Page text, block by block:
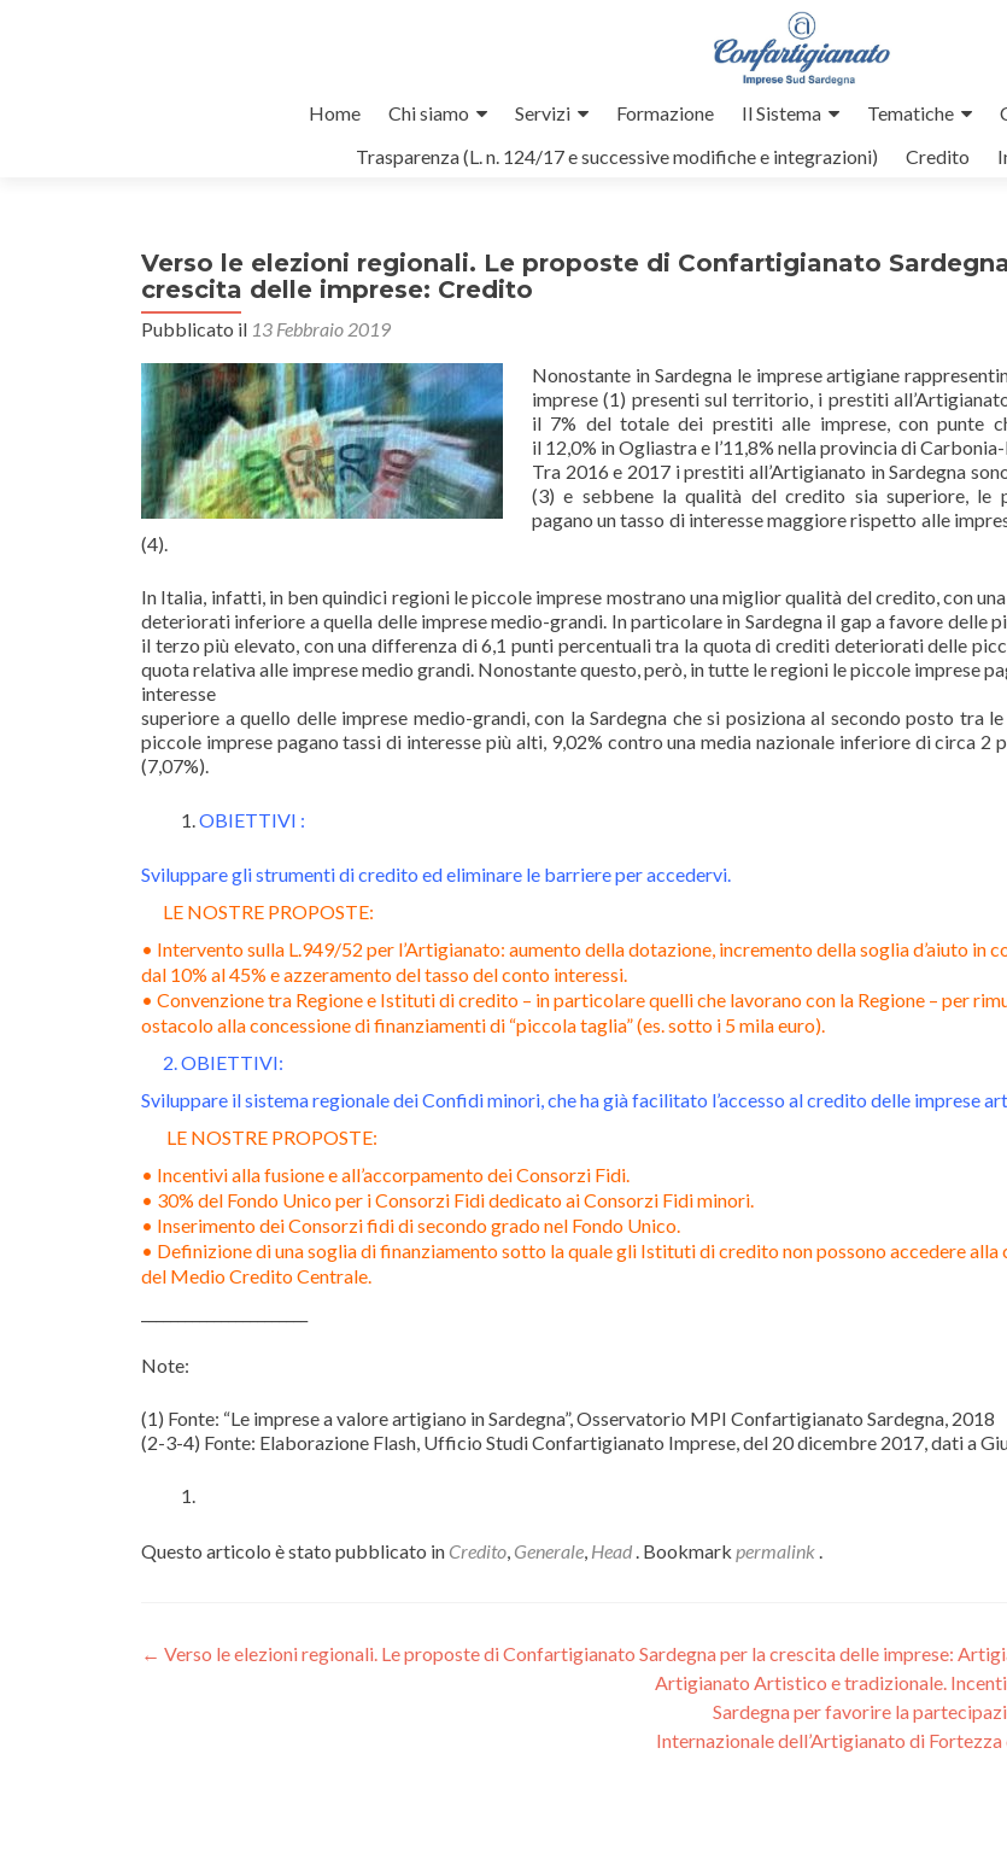
Home Chi siamo Servizi Formazione Il Sistema Tematiche
Trasparenza (L. n. 124/17 e successive modifiche e integrazioni)
Credito
Verso le elezioni regionali. Le proposte di Confartigianato
crescita delle imprese: Credito
Pubblicato il 13 Febbraio 2019
Nonostante in Sardegna le imprese artigiane
imprese (1) presenti sul territorio, i prestiti
il 7% del totale dei prestiti alle imprese, con punte
il 12,0% in Ogliastra e l’11,8% nella provincia di
Tra 2016 e 2017 i prestiti all’Artigianato in Sardegna
(3) e sebbene la qualità del credito sia superiore, le
pagano un tasso di interesse maggiore rispetto alle
(4).
In Italia, infatti, in ben quindici regioni le piccole imprese mostrano una miglior qualità del credito, con
deteriorati inferiore a quella delle imprese medio-grandi. In particolare in Sardegna il gap a favore delle
il terzo più elevato, con una differenza di 6,1 punti percentuali tra la quota di crediti deteriorati delle
quota relativa alle imprese medio grandi. Nonostante questo, però, in tutte le regioni le piccole imprese
interesse
superiore a quello delle imprese medio-grandi, con la Sardegna che si posiziona al secondo posto tra
piccole imprese pagano tassi di interesse più alti, 9,02% contro una media nazionale inferiore di circa 2
(7,07%).
OBIETTIVI :
Sviluppare gli strumenti di credito ed eliminare le barriere per accedervi.
LE NOSTRE PROPOSTE:
• Intervento sulla L.949/52 per l’Artigianato: aumento della dotazione, incremento della soglia d’aiuto in
dal 10% al 45% e azzeramento del tasso del conto interessi.
• Convenzione tra Regione e Istituti di credito – in particolare quelli che lavorano con la Regione – per
ostacolo alla concessione di finanziamenti di “piccola taglia” (es. sotto i 5 mila euro).
2. OBIETTIVI:
Sviluppare il sistema regionale dei Confidi minori, che ha già facilitato l’accesso al credito delle imprese
LE NOSTRE PROPOSTE:
• Incentivi alla fusione e all’accorpamento dei Consorzi Fidi.
• 30% del Fondo Unico per i Consorzi Fidi dedicato ai Consorzi Fidi minori.
• Inserimento dei Consorzi fidi di secondo grado nel Fondo Unico.
• Definizione di una soglia di finanziamento sotto la quale gli Istituti di credito non possono accedere
del Medio Credito Centrale.
Note:
(1) Fonte: “Le imprese a valore artigiano in Sardegna”, Osservatorio MPI Confartigianato Sardegna, 2018
(2-3-4) Fonte: Elaborazione Flash, Ufficio Studi Confartigianato Imprese, del 20 dicembre 2017, dati a
Questo articolo è stato pubblicato in Credito, Generale, Head . Bookmark permalink .
Navigazione
← Verso le elezioni regionali. Le proposte di Confartigianato Sardegna per la crescita delle imprese:
Artigianato Artistico e tradizionale.
Sardegna per favorire la
Internazionale dell’Artigianato di Fortezza